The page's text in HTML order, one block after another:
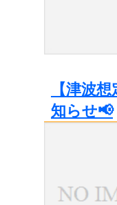
【津波
知らせ📢